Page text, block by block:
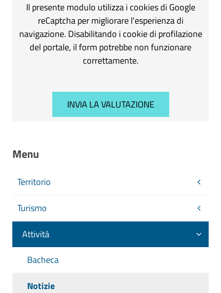
Il presente modulo utilizza i cookies di Google
reCaptcha per migliorare l'esperienza di
navigazione. Disabilitando i cookie di profilazione
del portale, il form potrebbe non funzionare
correttamente.
Menu
Territorio
Turismo
Attività
Bacheca
Notizie